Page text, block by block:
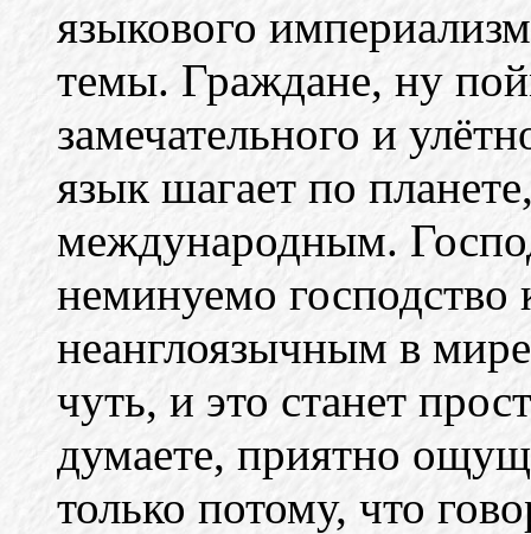
языкового
темы. Граждане, ну
замечательного и
язык шагает по
международным.
неминуемо господство
неанглоязычным в
чуть, и это станет
думаете, приятно
только потому, что